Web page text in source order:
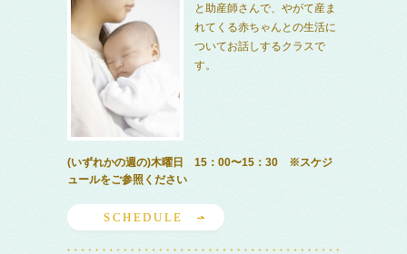
と助産師さんで、やがて産ま
れてくる赤ちゃんとの生活に
ついてお話しするクラスで
す。
(いずれかの週の)木曜日 15：00〜15：30 ※スケジ
ュールをご参照ください
SCHEDULE